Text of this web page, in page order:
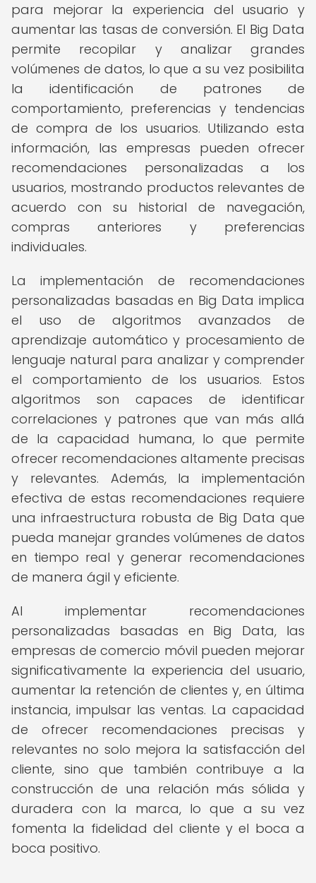
para mejorar la experiencia del usuario y
aumentar las tasas de conversión. El Big Data
permite recopilar y analizar grandes
volúmenes de datos, lo que a su vez posibilita
la identificación de patrones de
comportamiento, preferencias y tendencias
de compra de los usuarios. Utilizando esta
información, las empresas pueden ofrecer
recomendaciones personalizadas a los
usuarios, mostrando productos relevantes de
acuerdo con su historial de navegación,
compras anteriores y preferencias
individuales.
La implementación de recomendaciones
personalizadas basadas en Big Data implica
el uso de algoritmos avanzados de
aprendizaje automático y procesamiento de
lenguaje natural para analizar y comprender
el comportamiento de los usuarios. Estos
algoritmos son capaces de identificar
correlaciones y patrones que van más allá
de la capacidad humana, lo que permite
ofrecer recomendaciones altamente precisas
y relevantes. Además, la implementación
efectiva de estas recomendaciones requiere
una infraestructura robusta de Big Data que
pueda manejar grandes volúmenes de datos
en tiempo real y generar recomendaciones
de manera ágil y eficiente.
Al implementar recomendaciones
personalizadas basadas en Big Data, las
empresas de comercio móvil pueden mejorar
significativamente la experiencia del usuario,
aumentar la retención de clientes y, en última
instancia, impulsar las ventas. La capacidad
de ofrecer recomendaciones precisas y
relevantes no solo mejora la satisfacción del
cliente, sino que también contribuye a la
construcción de una relación más sólida y
duradera con la marca, lo que a su vez
fomenta la fidelidad del cliente y el boca a
boca positivo.